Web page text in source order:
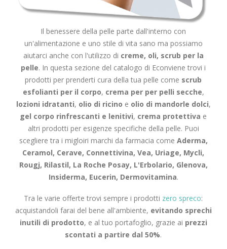
Il benessere della pelle parte dall'interno con
un'alimentazione e uno stile di vita sano ma possiamo
aiutarci anche con l'utilizzo di creme, oli, scrub per la
pelle. In questa sezione del catalogo di Econviene trovi i
prodotti per prenderti cura della tua pelle come scrub
esfolianti per il corpo, crema per per pelli secche,
lozioni idratanti, olio di ricino e olio di mandorle dolci,
gel corpo rinfrescanti e lenitivi, crema protettiva e
altri prodotti per esigenze specifiche della pelle. Puoi
scegliere tra i migloiri marchi da farmacia come Aderma,
Ceramol, Cerave, Connettivina, Vea, Uriage, Mycli,
Rougj, Rilastil, La Roche Posay, L'Erbolario, Glenova,
Insiderma, Eucerin, Dermovitamina.
Tra le varie offerte trovi sempre i prodotti zero spreco:
acquistandoli farai del bene all'ambiente, evitando sprechi
inutili di prodotto, e al tuo portafoglio, grazie ai prezzi
scontati a partire dal 50%.